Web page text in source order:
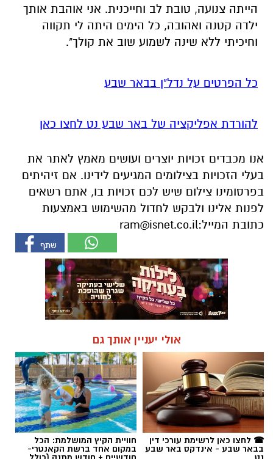
הייתה צנועה, טובת לב וחייכנית. אני אוהבת אותך
ילדה קטנה ואהובה, כל הימים היתה לי תקווה
וחיכיתי ללא שינה לשמוע שוב את קולך".
כל הפרטים על נדל"ן בבאר שבע
להורדת אפליקציה של באר שבע נט לחצו כאן
אנו מכבדים זכויות יוצרים ועושים מאמץ לאתר את
בעלי הזכויות בצילומים המגיעים לידינו. אם זיהיתים
בפרסומינו צילום שיש לכם זכויות בו, אתם רשאים
לפנות אלינו ולבקש לחדול מהשימוש באמצעות
כתובת המייל:ram@isnet.co.il
אולי יעניין אותך גם
☎ לחצו כאן לרשימת עורכי דין
בבאר שבע - אינדקס באר שבע
חוויית הקיץ המושלמת: הכל
במקום אחד ברשת הקאנטרי-